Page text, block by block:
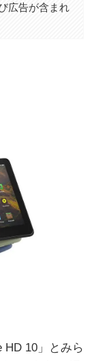
広告が含まれ
HD 10」とみら